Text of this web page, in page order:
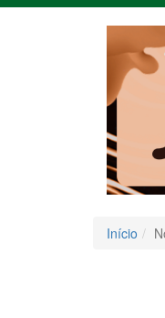
Início